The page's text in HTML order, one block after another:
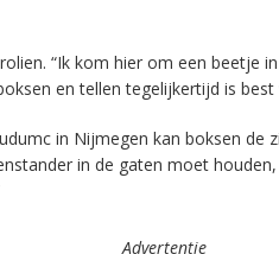
“Ik kom hier om een
en tellen tegelijkertijd is best
in Nijmegen kan boksen de
in de gaten moet
Advertentie